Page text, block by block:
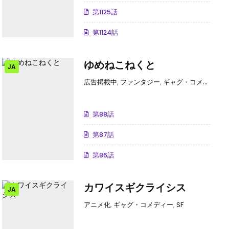
第1125話
第1124話
JA ゆめねこねくと
広告掲載中, ファンタジー, ギャグ・コメディー
第88話
第87話
第86話
JA カワイスギクライシス
アニメ化, ギャグ・コメディー, SF